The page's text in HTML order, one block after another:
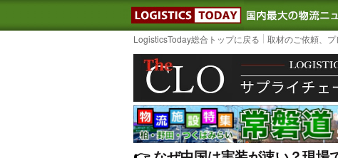
LOGISTICS
LogisticsToday総合トップに戻る 取材のご依頼、